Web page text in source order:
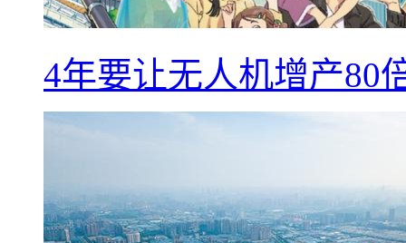
4年要让无人机增产80